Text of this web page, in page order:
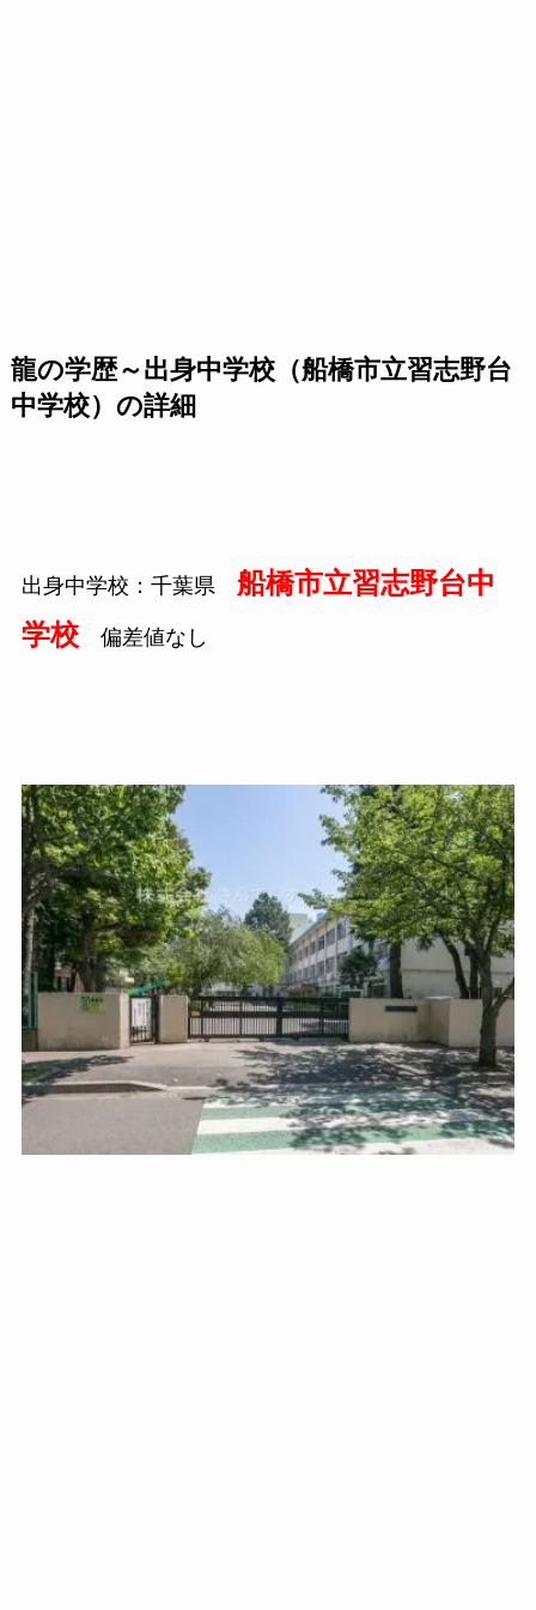
龍の学歴～出身中学校（船橋市立習志野台
中学校）の詳細
出身中学校：千葉県 船橋市立習志野台中
学校偏差値なし